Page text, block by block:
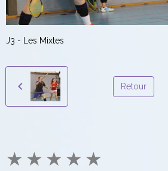
J3 - Les Mixtes
Retour
★ ★ ★ ★ ★